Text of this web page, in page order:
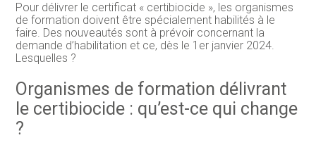
Pour délivrer le certificat « certibiocide », les organismes
de formation doivent être spécialement habilités à le
faire. Des nouveautés sont à prévoir concernant la
demande d’habilitation et ce, dès le 1er janvier 2024.
Lesquelles ?
Organismes de formation délivrant
le certibiocide : qu’est-ce qui change
?